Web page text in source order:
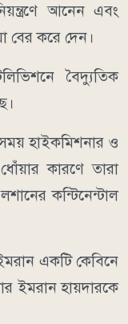
আনেন এবং
বের করে দেন।
বৈদ্যুতিক
সময় হাইকমিশনার ও
কারণে তারা
কন্টিনেন্টাল
একটি কেবিনে
ইমরান হায়দারকে